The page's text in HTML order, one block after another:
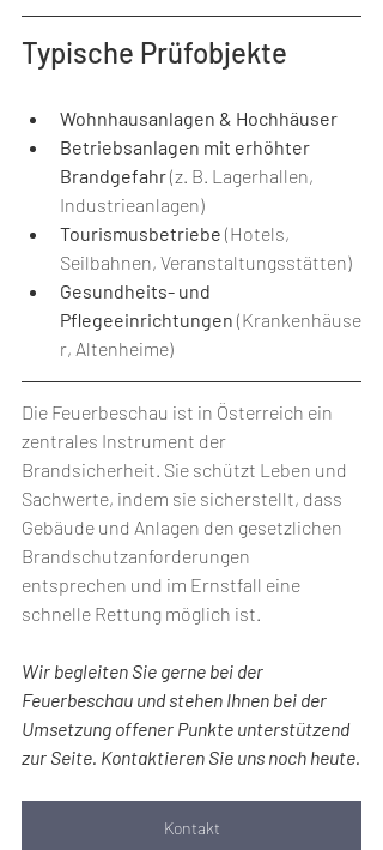
Typische Prüfobjekte
Wohnhausanlagen & Hochhäuser
Betriebsanlagen mit erhöhter
Brandgefahr (z. B. Lagerhallen,
Industrieanlagen)
Tourismusbetriebe (Hotels,
Seilbahnen, Veranstaltungsstätten)
Gesundheits- und
Pflegeeinrichtungen (Krankenhäuse
r, Altenheime)
Die Feuerbeschau ist in Österreich ein
zentrales Instrument der
Brandsicherheit. Sie schützt Leben und
Sachwerte, indem sie sicherstellt, dass
Gebäude und Anlagen den gesetzlichen
Brandschutzanforderungen
entsprechen und im Ernstfall eine
schnelle Rettung möglich ist.
Wir begleiten Sie gerne bei der
Feuerbeschau und stehen Ihnen bei der
Umsetzung offener Punkte unterstützend
zur Seite. Kontaktieren Sie uns noch heute.
Kontakt